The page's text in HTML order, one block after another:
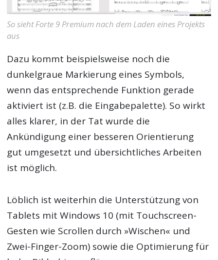
So sieht Forte 9 Premium nach dem Laden eines Projekts
aus
Dazu kommt beispielsweise noch die
dunkelgraue Markierung eines Symbols,
wenn das entsprechende Funktion gerade
aktiviert ist (z.B. die Eingabepalette). So wirkt
alles klarer, in der Tat wurde die
Ankündigung einer besseren Orientierung
gut umgesetzt und übersichtliches Arbeiten
ist möglich.
Löblich ist weiterhin die Unterstützung von
Tablets mit Windows 10 (mit Touchscreen-
Gesten wie Scrollen durch »Wischen« und
Zwei-Finger-Zoom) sowie die Optimierung für